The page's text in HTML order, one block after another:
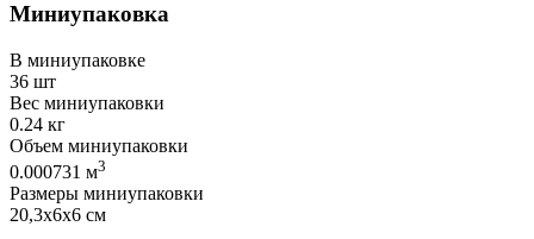
Миниупаковка
В миниупаковке
36 шт
Вес миниупаковки
0.24 кг
Объем миниупаковки
0.000731 м3
Размеры миниупаковки
20,3х6х6 см